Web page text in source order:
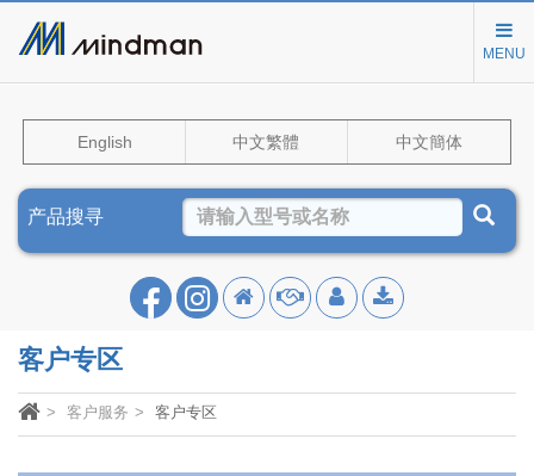
MENU
English 中文繁體 中文簡体
产品搜寻
客户专区
客户服务 客户专区